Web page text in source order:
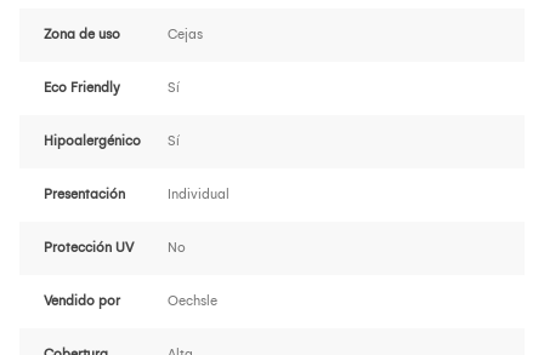
Zona de uso Cejas
Eco Friendly Sí
Hipoalergénico Sí
Presentación Individual
Protección UV No
Vendido por Oechsle